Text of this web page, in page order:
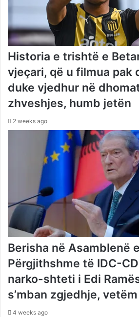
Historia e trishtë e
vjeçari, që u filmua pak
duke vjedhur në
zhveshjes, humb jetën
2 weeks ago
Berisha në Asamblenë e
Përgjithshme të IDC-
narko-shteti i Edi
s’mban zgjedhje,
4 weeks ago